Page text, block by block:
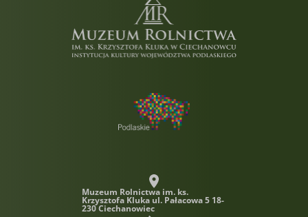
Muzeum Rolnictwa im. ks.
Krzysztofa Kluka ul. Pałacowa 5 18-
230 Ciechanowiec